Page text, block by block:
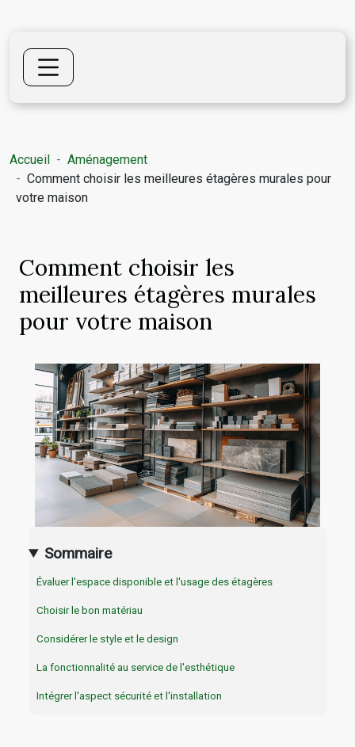
Accueil
Aménagement
Comment choisir les meilleures étagères murales pour
votre maison
Comment choisir les
meilleures étagères murales
pour votre maison
Sommaire
Évaluer l'espace disponible et l'usage des étagères
Choisir le bon matériau
Considérer le style et le design
La fonctionnalité au service de l'esthétique
Intégrer l'aspect sécurité et l'installation